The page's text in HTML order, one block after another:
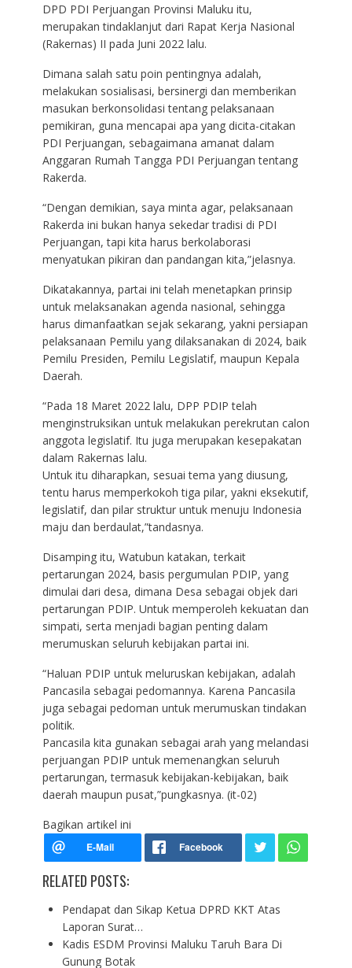
DPD PDI Perjuangan Provinsi Maluku itu,
merupakan tindaklanjut dari Rapat Kerja Nasional
(Rakernas) II pada Juni 2022 lalu.
Dimana salah satu poin pentingnya adalah,
melakukan sosialisasi, bersinergi dan memberikan
masukan berkonsolidasi tentang pelaksanaan
pemikiran, guna mencapai apa yang dicita-citakan
PDI Perjuangan, sebagaimana amanat dalam
Anggaran Rumah Tangga PDI Perjuangan tentang
Rakerda.
“Dengan demikian, saya minta agar, pelaksanaan
Rakerda ini bukan hanya sekedar tradisi di PDI
Perjuangan, tapi kita harus berkolaborasi
menyatukan pikiran dan pandangan kita,”jelasnya.
Dikatakannya, partai ini telah menetapkan prinsip
untuk melaksanakan agenda nasional, sehingga
harus dimanfaatkan sejak sekarang, yakni persiapan
pelaksanaan Pemilu yang dilaksanakan di 2024, baik
Pemilu Presiden, Pemilu Legislatif, maupun Kepala
Daerah.
“Pada 18 Maret 2022 lalu, DPP PDIP telah
menginstruksikan untuk melakukan perekrutan calon
anggota legislatif. Itu juga merupakan kesepakatan
dalam Rakernas lalu.
Untuk itu diharapkan, sesuai tema yang diusung,
tentu harus memperkokoh tiga pilar, yakni eksekutif,
legislatif, dan pilar struktur untuk menuju Indonesia
maju dan berdaulat,”tandasnya.
Disamping itu, Watubun katakan, terkait
pertarungan 2024, basis pergumulan PDIP, yang
dimulai dari desa, dimana Desa sebagai objek dari
pertarungan PDIP. Untuk memperoleh kekuatan dan
simpati, serta menjadi bagian penting dalam
merumuskan seluruh kebijakan partai ini.
“Haluan PDIP untuk meluruskan kebijakan, adalah
Pancasila sebagai pedomannya. Karena Pancasila
juga sebagai pedoman untuk merumuskan tindakan
politik.
Pancasila kita gunakan sebagai arah yang melandasi
perjuangan PDIP untuk memenangkan seluruh
pertarungan, termasuk kebijakan-kebijakan, baik
daerah maupun pusat,”pungkasnya. (it-02)
Bagikan artikel ini
RELATED POSTS:
Pendapat dan Sikap Ketua DPRD KKT Atas
Laporan Surat…
Kadis ESDM Provinsi Maluku Taruh Bara Di
Gunung Botak